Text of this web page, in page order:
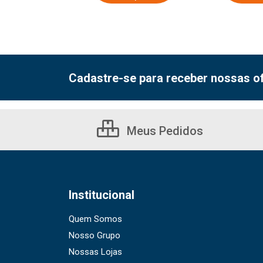
Cadastre-se para receber nossas
Meus Pedidos
Institucional
Quem Somos
Nosso Grupo
Nossas Lojas